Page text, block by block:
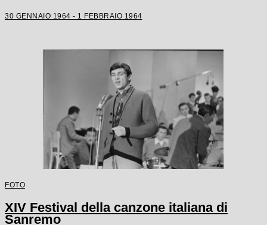
30 GENNAIO 1964 - 1 FEBBRAIO 1964
FOTO
XIV Festival della canzone italiana di
Sanremo